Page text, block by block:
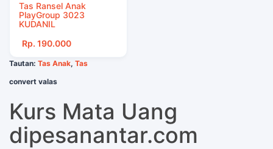
Tas Ransel Anak
PlayGroup 3023
KUDANIL
Rp. 190.000
Tautan: Tas Anak, Tas
convert valas
Kurs Mata Uang
dipesanantar.com